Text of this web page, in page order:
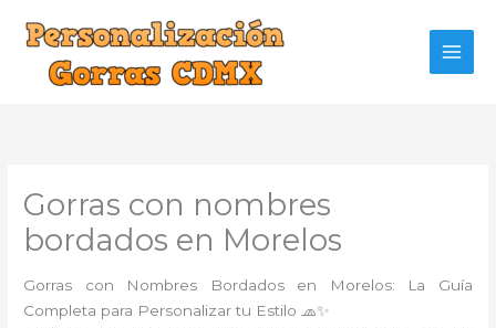
contenido
Gorras con nombres
bordados en Morelos
Gorras con Nombres Bordados en Morelos: La Guía
Completa para Personalizar tu Estilo 🧢✨